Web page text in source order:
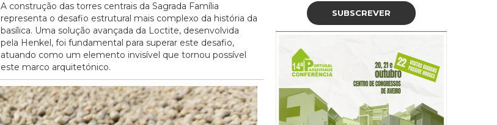
A construção das torres centrais da Sagrada Família
representa o desafio estrutural mais complexo da história da
basílica. Uma solução avançada da Loctite, desenvolvida
pela Henkel, foi fundamental para superar este desafio,
atuando como um elemento invisível que tornou possível
este marco arquitetónico.
SUBSCREVER